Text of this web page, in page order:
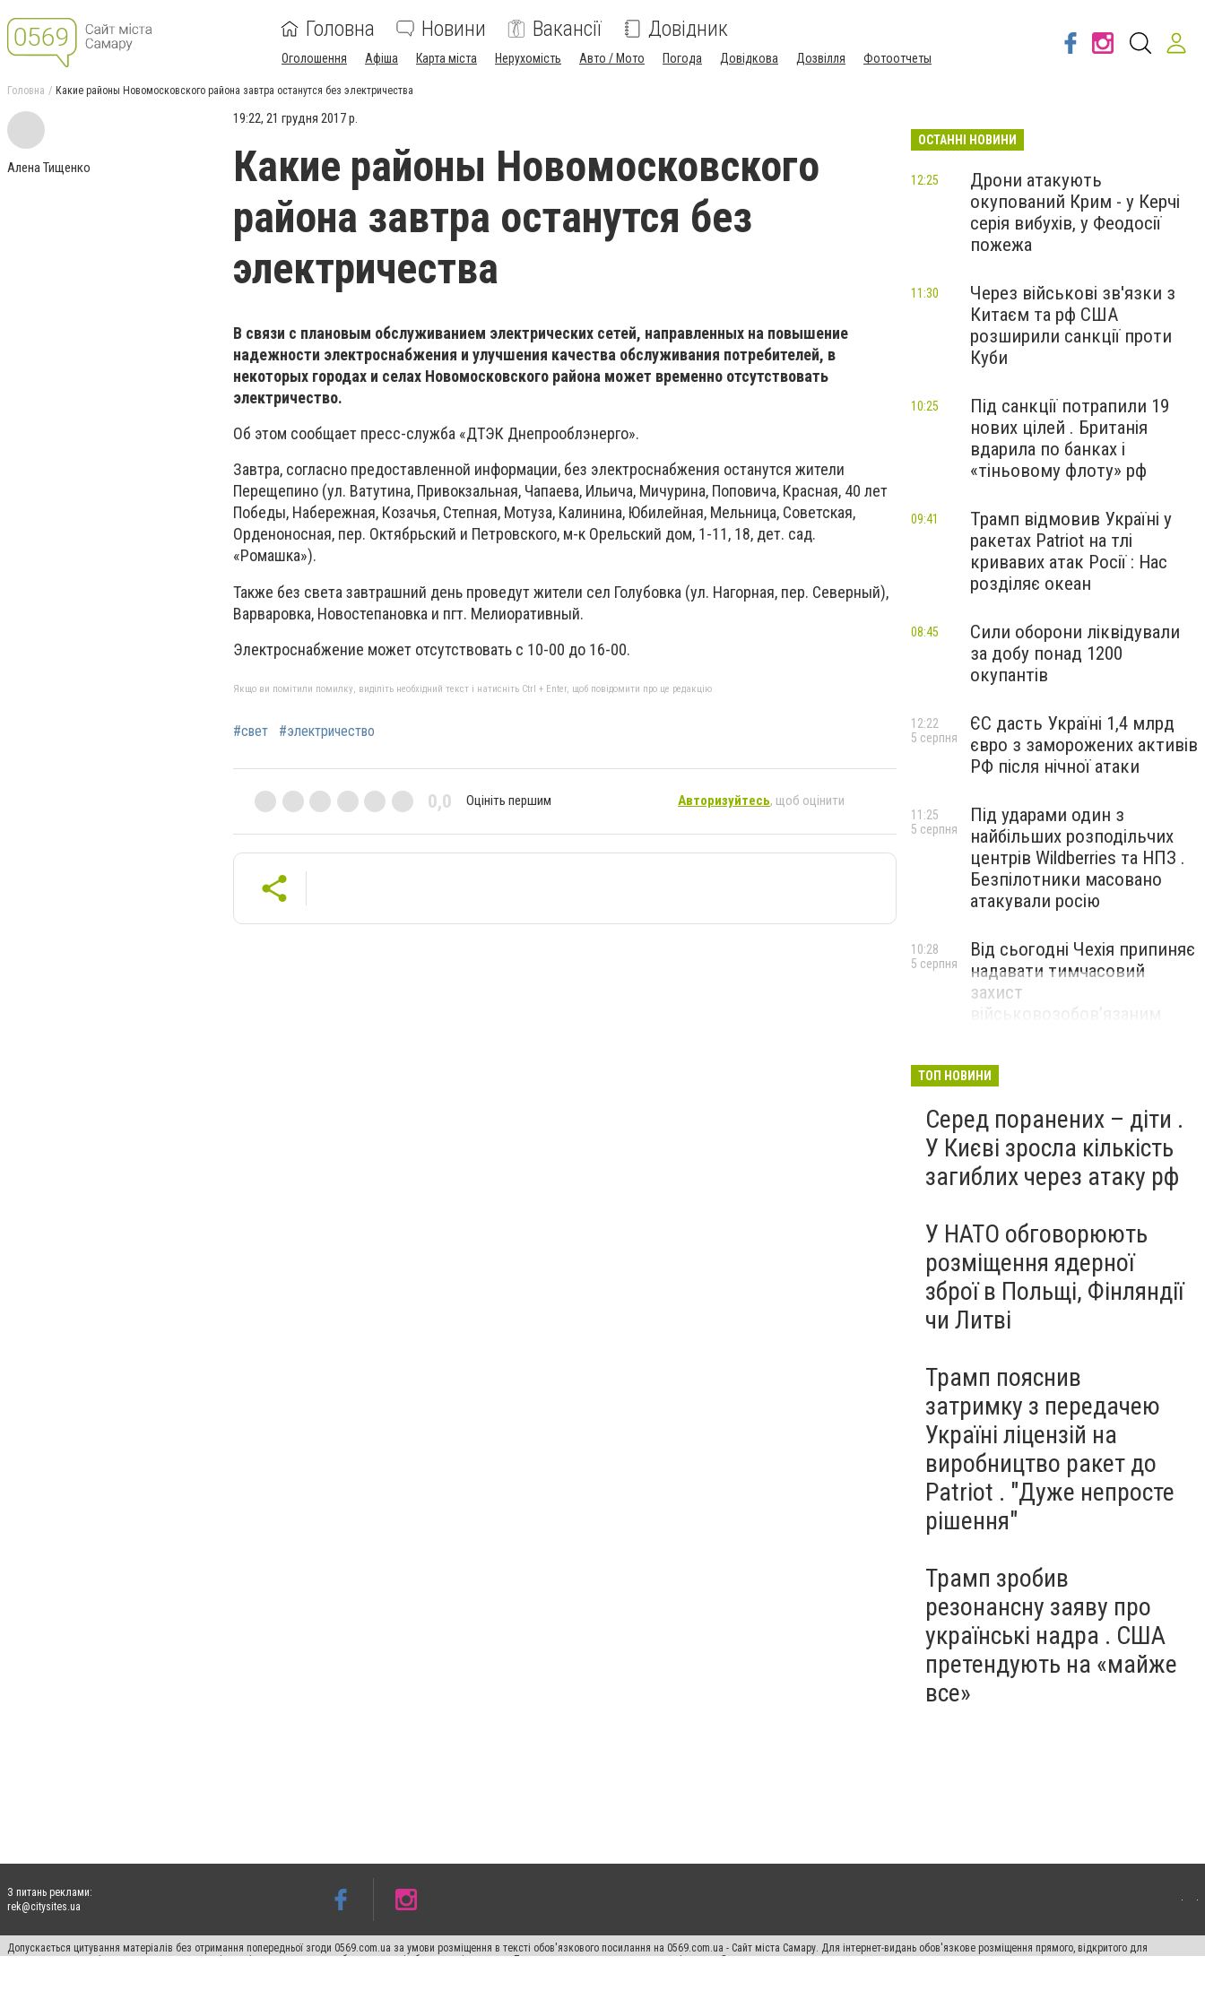
Головна Новини Вакансії Довідник
Оголошення Афіша Карта міста Нерухомість Авто / Мото Погода Довідкова Дозвілля Фотоотчеты
Головна Какие районы Новомосковского района завтра останутся без электричества
Алена Тищенко
19:22, 21 грудня 2017 р.
Какие районы Новомосковского
района завтра останутся без
электричества
В связи с плановым обслуживанием электрических сетей, направленных на повышение
надежности электроснабжения и улучшения качества обслуживания потребителей, в
некоторых городах и селах Новомосковского района может временно отсутствовать
электричество.
Об этом сообщает пресс-служба «ДТЭК Днепрооблэнерго».
Завтра, согласно предоставленной информации, без электроснабжения останутся жители
Перещепино (ул. Ватутина, Привокзальная, Чапаева, Ильича, Мичурина, Поповича, Красная, 40 лет
Победы, Набережная, Козачья, Степная, Мотуза, Калинина, Юбилейная, Мельница, Советская,
Орденоносная, пер. Октябрьский и Петровского, м-к Орельский дом, 1-11, 18, дет. сад.
«Ромашка»).
Также без света завтрашний день проведут жители сел Голубовка (ул. Нагорная, пер. Северный),
Варваровка, Новостепановка и пгт. Мелиоративный.
Электроснабжение может отсутствовать с 10-00 до 16-00.
Якщо ви помітили помилку, виділіть необхідний текст і натисніть Ctrl + Enter, щоб повідомити про це редакцію
#свет #электричество
0,0 Оцініть першим Авторизуйтесь, щоб оцінити
ОСТАННІ НОВИНИ
Дрони атакують
окупований Крим - у Керчі
серія вибухів, у Феодосії
пожежа
12:25
Через військові зв'язки з
Китаєм та рф США
розширили санкції проти
Куби
11:30
Під санкції потрапили 19
нових цілей . Британія
вдарила по банках і
«тіньовому флоту» рф
10:25
Трамп відмовив Україні у
ракетах Patriot на тлі
кривавих атак Росії : Нас
розділяє океан
09:41
Сили оборони ліквідували
за добу понад 1200
окупантів
08:45
ЄС дасть Україні 1,4 млрд
євро з заморожених активів
РФ після нічної атаки
12:22
5 серпня
Під ударами один з
найбільших розподільчих
центрів Wildberries та НПЗ .
Безпілотники масовано
атакували росію
11:25
5 серпня
Від сьогодні Чехія припиняє
надавати тимчасовий
захист
військовозобов’язаним
10:28
5 серпня
ТОП НОВИНИ
Серед поранених – діти .
У Києві зросла кількість
загиблих через атаку рф
У НАТО обговорюють
розміщення ядерної
зброї в Польщі, Фінляндії
чи Литві
Трамп пояснив
затримку з передачею
Україні ліцензій на
виробництво ракет до
Patriot . "Дуже непросте
рішення"
Трамп зробив
резонансну заяву про
українські надра . США
претендують на «майже
все»
З питань реклами:
rek@citysites.ua
Допускається цитування матеріалів без отримання попередньої згоди 0569.com.ua за умови розміщення в тексті обов'язкового посилання на 0569.com.ua - Сайт міста Самару. Для інтернет-видань обов'язкове розміщення прямого, відкритого для
пошукових систем гіперпосилання на цитовані статті не нижче другого абзацу в тексті або в якості джерела. Порушення виняткових прав переслідується Законом.